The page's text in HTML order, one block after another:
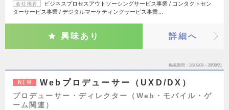
会社概要
ビジネスプロセスアウトソーシングサービス事業 / コンタクトセン
ターサービス事業 / デジタルマーケティングサービス事業…
興味あり 詳細へ
掲載期間 26/08/08～26/08/21
NEW Webプロデューサー（UXD/DX）
プロデューサー・ディレクター（Web・モバイル・ゲ
ーム関連）